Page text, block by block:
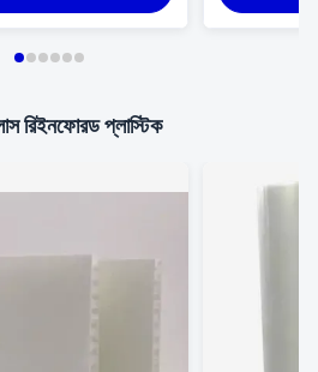
রিইনফোরড প্লাস্টিক